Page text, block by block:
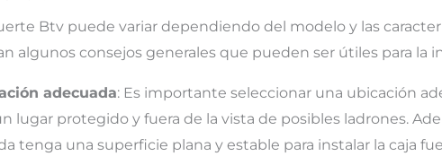
Btv puede variar dependiendo del modelo y las
algunos consejos generales que pueden ser útiles para la
adecuada: Es importante seleccionar una ubicación
lugar protegido y fuera de la vista de posibles ladrones.
tenga una superficie plana y estable para instalar la caja